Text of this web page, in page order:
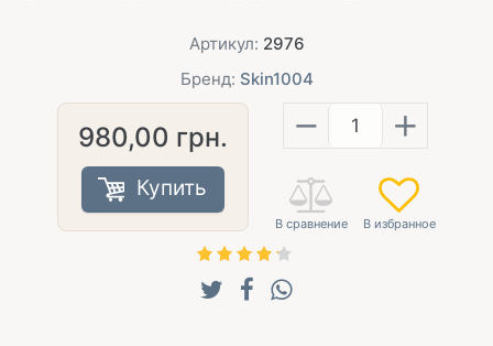
Артикул: 2976
Бренд: Skin1004
980,00 грн.
Купить
− +